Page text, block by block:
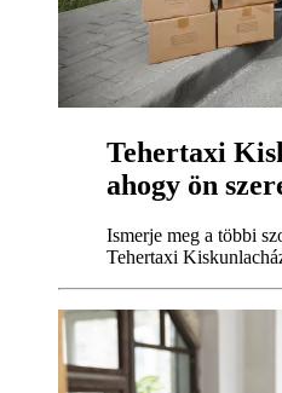
Tehertaxi
ahogy ön
Ismerje meg a többi
Tehertaxi